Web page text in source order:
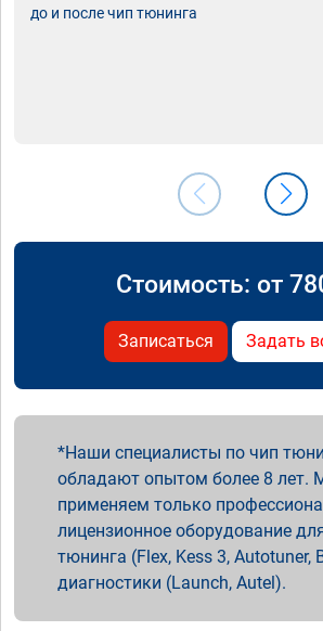
до и после чип тюнинга
Стоимость: от
Записаться Задать
Наши специалисты по чип
обладают опытом более 8 лет.
применяем только
лицензионное оборудование
тюнинга (Flex, Kess 3, Autotuner,
диагностики (Launch, Autel).